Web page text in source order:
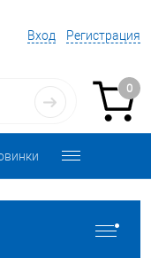
Вход Регистрация
0